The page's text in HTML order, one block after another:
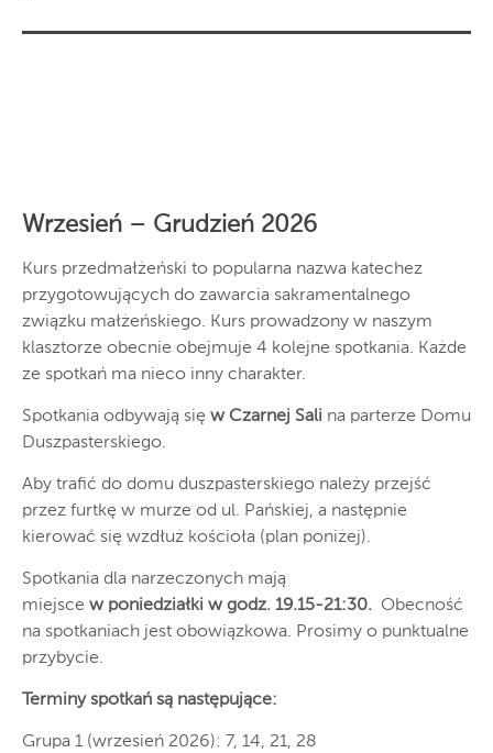
Wrzesień – Grudzień 2026
Kurs przedmałżeński to popularna nazwa katechez
przygotowujących do zawarcia sakramentalnego
związku małżeńskiego. Kurs prowadzony w naszym
klasztorze obecnie obejmuje 4 kolejne spotkania. Każde
ze spotkań ma nieco inny charakter.
Spotkania odbywają się w Czarnej Sali na parterze Domu
Duszpasterskiego.
Aby trafić do domu duszpasterskiego należy przejść
przez furtkę w murze od ul. Pańskiej, a następnie
kierować się wzdłuż kościoła (plan poniżej).
Spotkania dla narzeczonych mają
miejsce w poniedziałki w godz. 19.15-21:30. Obecność
na spotkaniach jest obowiązkowa. Prosimy o punktualne
przybycie.
Terminy spotkań są następujące:
Grupa 1 (wrzesień 2026): 7, 14, 21, 28